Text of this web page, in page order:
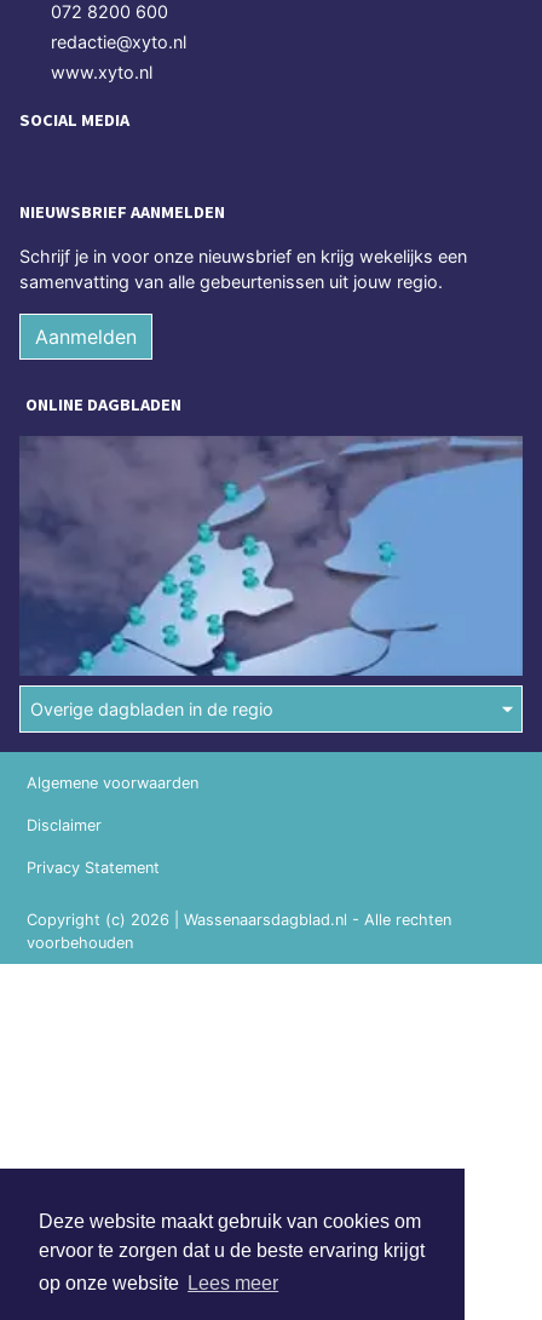
Deze website maakt gebruik van cookies om
ervoor te zorgen dat u de beste ervaring krijgt
op onze website Lees meer
072 8200 600
redactie@xyto.nl
www.xyto.nl
SOCIAL MEDIA
NIEUWSBRIEF AANMELDEN
Schrijf je in voor onze nieuwsbrief en krijg wekelijks een
samenvatting van alle gebeurtenissen uit jouw regio.
Aanmelden
ONLINE DAGBLADEN
Overige dagbladen in de regio
Copyright (c) 2026 | Wassenaarsdagblad.nl - Alle rechten
voorbehouden
Algemene voorwaarden
Disclaimer
Privacy Statement